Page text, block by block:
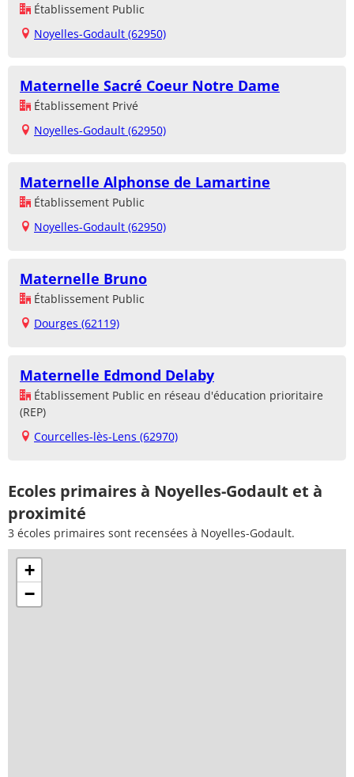
Établissement Public
Noyelles-Godault (62950)
Maternelle Sacré Coeur Notre Dame
Établissement Privé
Noyelles-Godault (62950)
Maternelle Alphonse de Lamartine
Établissement Public
Noyelles-Godault (62950)
Maternelle Bruno
Établissement Public
Dourges (62119)
Maternelle Edmond Delaby
Établissement Public en réseau d'éducation prioritaire
(REP)
Courcelles-lès-Lens (62970)
Ecoles primaires à Noyelles-Godault et à
proximité
3 écoles primaires sont recensées à Noyelles-Godault.
+
−